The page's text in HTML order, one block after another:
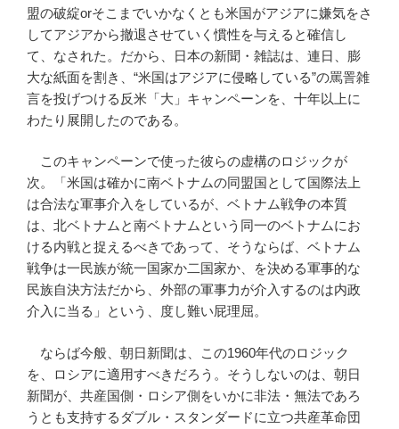
盟の破綻orそこまでいかなくとも米国がアジアに嫌気をさ
してアジアから撤退させていく慣性を与えると確信し
て、なされた。だから、日本の新聞・雑誌は、連日、膨
大な紙面を割き、“米国はアジアに侵略している”の罵詈雑
言を投げつける反米「大」キャンペーンを、十年以上に
わたり展開したのである。
このキャンペーンで使った彼らの虚構のロジックが
次。「米国は確かに南ベトナムの同盟国として国際法上
は合法な軍事介入をしているが、ベトナム戦争の本質
は、北ベトナムと南ベトナムという同一のベトナムにお
ける内戦と捉えるべきであって、そうならば、ベトナム
戦争は一民族が統一国家か二国家か、を決める軍事的な
民族自決方法だから、外部の軍事力が介入するのは内政
介入に当る」という、度し難い屁理屈。
ならば今般、朝日新聞は、この1960年代のロジック
を、ロシアに適用すべきだろう。そうしないのは、朝日
新聞が、共産国側・ロシア側をいかに非法・無法であろ
うとも支持するダブル・スタンダードに立つ共産革命団